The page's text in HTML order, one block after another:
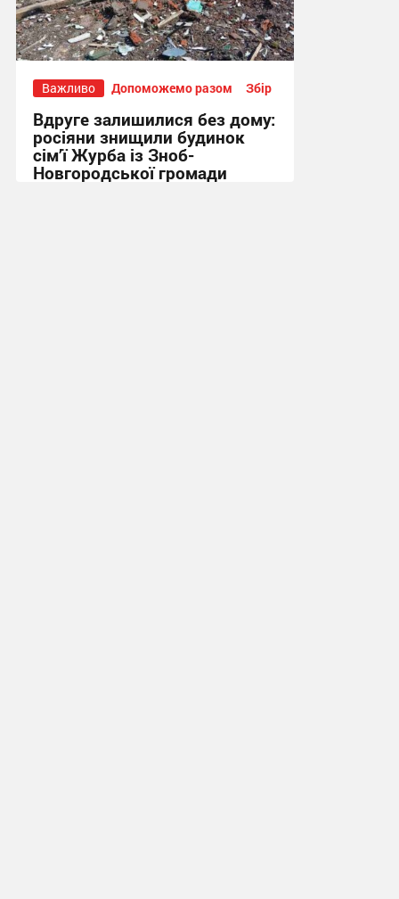
Важливо Допоможемо разом Збір
Вдруге залишилися без дому:
росіяни знищили будинок
сім’ї Журба із Зноб-
Новгородської громади